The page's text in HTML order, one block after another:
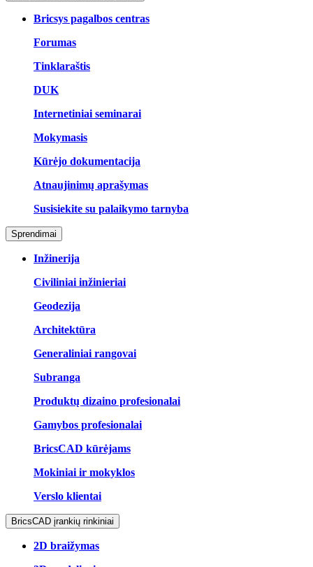
Bricsys pagalbos centras
Forumas
Tinklaraštis
DUK
Internetiniai seminarai
Mokymasis
Kūrėjo dokumentacija
Atnaujinimų aprašymas
Susisiekite su palaikymo tarnyba
Sprendimai
Inžinerija
Civiliniai inžinieriai
Geodezija
Architektūra
Generaliniai rangovai
Subranga
Produktų dizaino profesionalai
Gamybos profesionalai
BricsCAD kūrėjams
Mokiniai ir mokyklos
Verslo klientai
BricsCAD įrankių rinkiniai
2D braižymas